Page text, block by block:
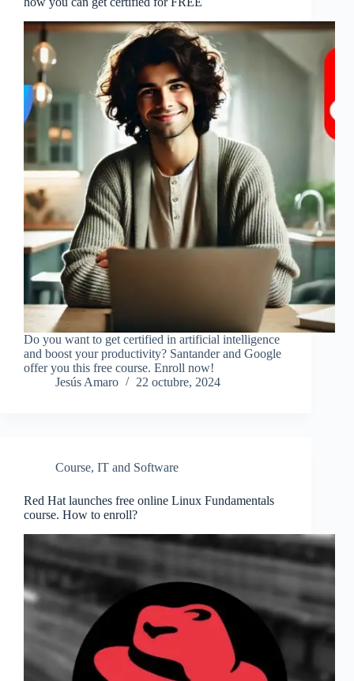
Do you want to get certified in artificial intelligence
and boost your productivity? Santander and Google
offer you this free course. Enroll now!
Jesús Amaro
22 octubre, 2024
Course, IT and Software
Red Hat launches free online Linux Fundamentals
course. How to enroll?